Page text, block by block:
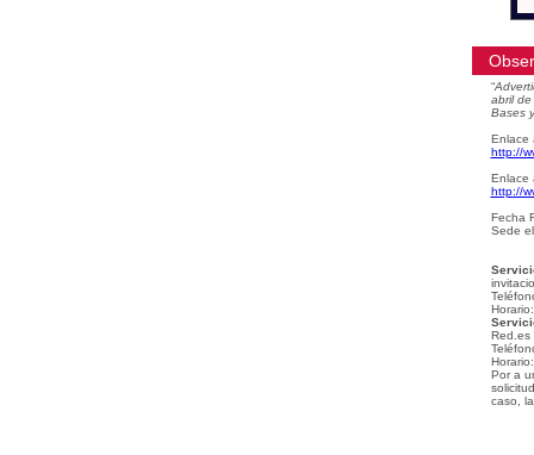
“
abril
Bases
Enlace
http://
Enlace
http://
Fecha
Sede
Red.es
Por a
caso,